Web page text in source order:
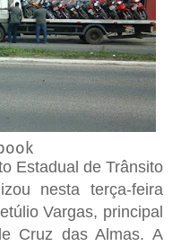
Estadual de Trânsito
nesta terça-feira
Vargas, principal
Cruz das Almas. A